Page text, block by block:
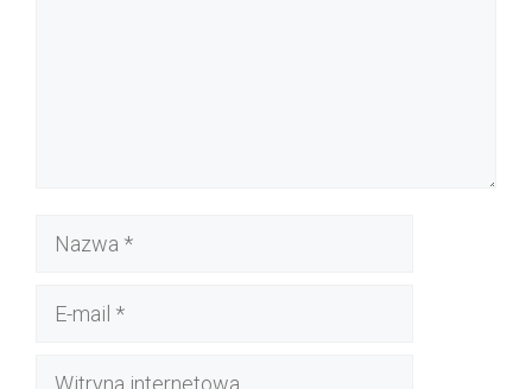
Nazwa
Witryna